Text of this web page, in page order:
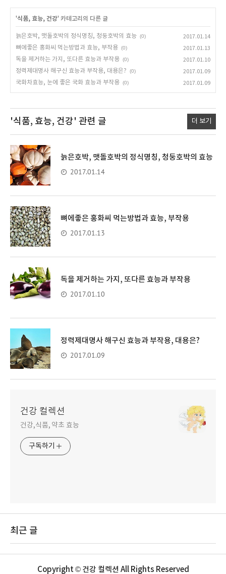
'식품, 효능, 건강' 카테고리의 다른 글
늙은호박, 맷돌호박의 정식명칭, 청둥호박의 효능 (0)
2017.01.14
뼈에좋은 홍화씨 먹는방법과 효능, 부작용 (0)
2017.01.13
독을 제거하는 가지, 또다른 효능과 부작용 (0)
2017.01.10
정력제대명사 해구신 효능과 부작용, 대용은?
(0)
2017.01.09
국화차효능, 눈에 좋은 국화 효능과 부작용 (0) 2017.01.09
'식품, 효능, 건강' 관련 글 더 보기
늙은호박, 맷돌호박의 정식명칭, 청둥호박의 효능
2017.01.14
뼈에좋은 홍화씨 먹는방법과 효능, 부작용
2017.01.13
독을 제거하는 가지, 또다른 효능과 부작용
2017.01.10
정력제대명사 해구신 효능과 부작용, 대용은?
2017.01.09
건강 컬렉션
건강,식품, 약초 효능
구독하기
최근 글
Copyright © 건강 컬렉션 All Rights Reserved